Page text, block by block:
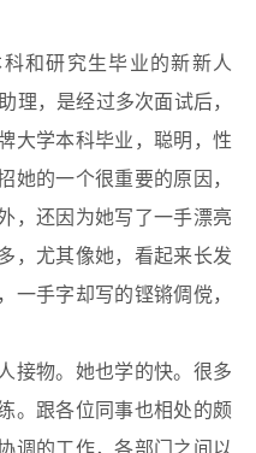
和研究生毕业的新新人
理，是经过多次面试后，
大学本科毕业，聪明，性
她的一个很重要的原因，
，还因为她写了一手漂亮
，尤其像她，看起来长发
一手字却写的铿锵倜傥，
接物。她也学的快。很多
。跟各位同事也相处的颇